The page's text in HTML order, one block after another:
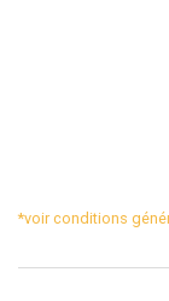
*voir conditions